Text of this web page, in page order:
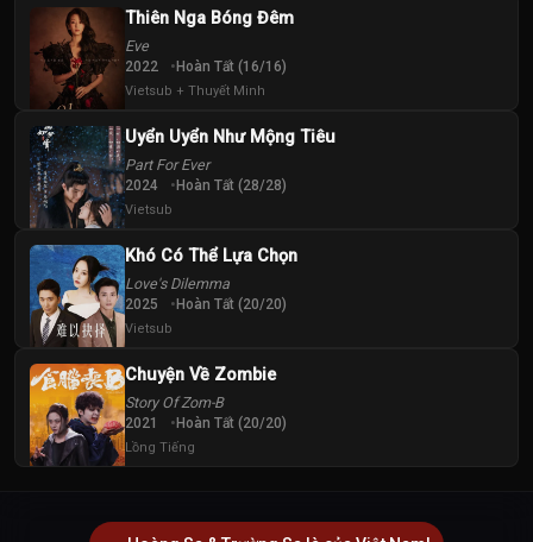
Thiên Nga Bóng Đêm
Eve
2022 Hoàn Tất (16/16)
Vietsub + Thuyết Minh
Uyển Uyển Như Mộng Tiêu
Part For Ever
2024 Hoàn Tất (28/28)
Vietsub
Khó Có Thể Lựa Chọn
Love's Dilemma
2025 Hoàn Tất (20/20)
Vietsub
Chuyện Về Zombie
Story Of Zom-B
2021 Hoàn Tất (20/20)
Lồng Tiếng